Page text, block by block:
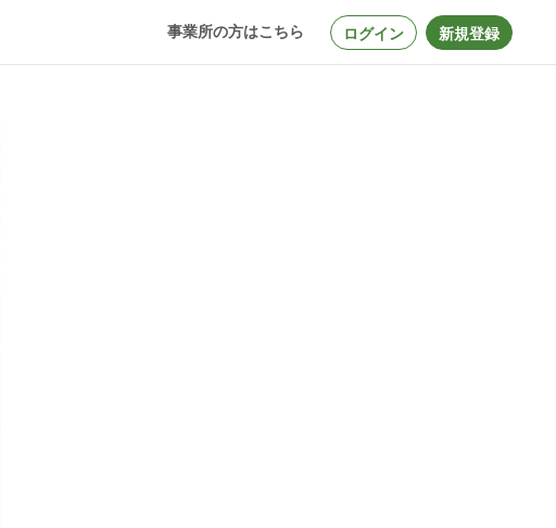
事業所の方はこちら ログイン 新規登録